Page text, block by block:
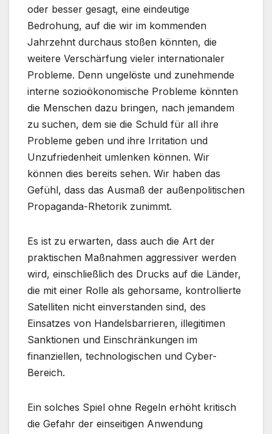
oder besser gesagt, eine eindeutige
Bedrohung, auf die wir im kommenden
Jahrzehnt durchaus stoßen könnten, die
weitere Verschärfung vieler internationaler
Probleme. Denn ungelöste und zunehmende
interne sozioökonomische Probleme könnten
die Menschen dazu bringen, nach jemandem
zu suchen, dem sie die Schuld für all ihre
Probleme geben und ihre Irritation und
Unzufriedenheit umlenken können. Wir
können dies bereits sehen. Wir haben das
Gefühl, dass das Ausmaß der außenpolitischen
Propaganda-Rhetorik zunimmt.
Es ist zu erwarten, dass auch die Art der
praktischen Maßnahmen aggressiver werden
wird, einschließlich des Drucks auf die Länder,
die mit einer Rolle als gehorsame, kontrollierte
Satelliten nicht einverstanden sind, des
Einsatzes von Handelsbarrieren, illegitimen
Sanktionen und Einschränkungen im
finanziellen, technologischen und Cyber-
Bereich.
Ein solches Spiel ohne Regeln erhöht kritisch
die Gefahr der einseitigen Anwendung